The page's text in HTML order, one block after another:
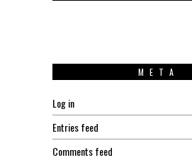
META
Log in
Entries feed
Comments feed